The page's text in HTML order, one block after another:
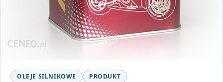
OLEJE SILNIKOWE PRODUKT